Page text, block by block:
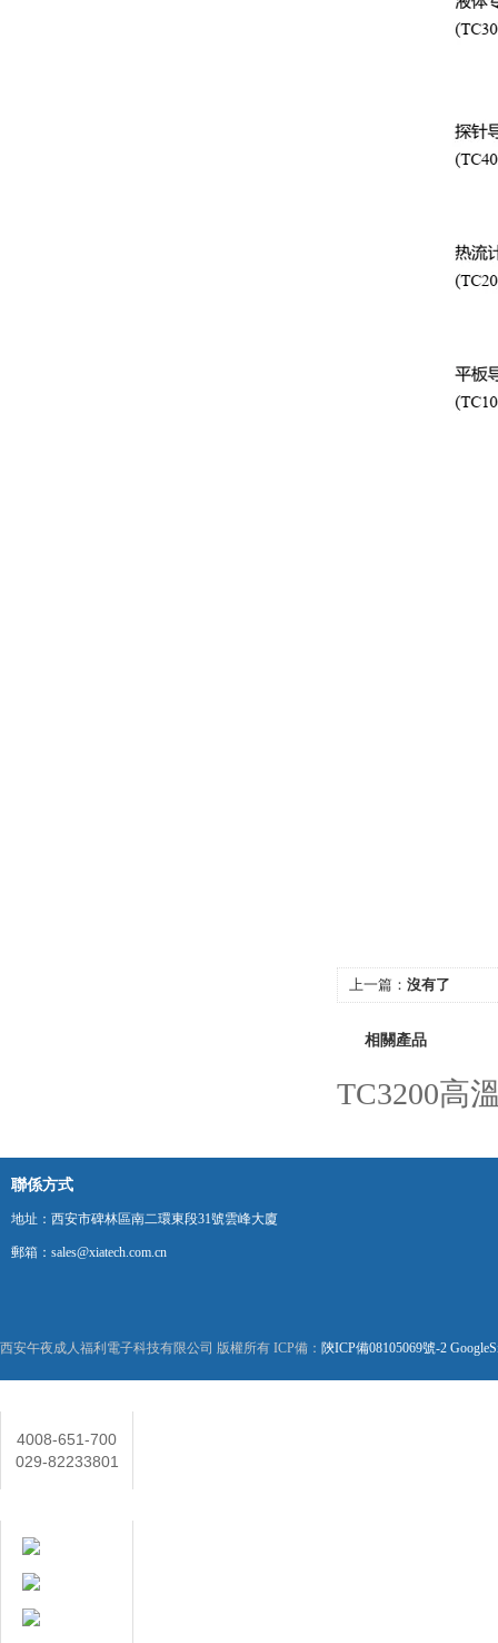
上一篇： 沒有了
相關產品
TC3200高
聯係方式
地址：西安市碑林區南二環東段31號雲峰大廈
郵箱：sales@xiatech.com.cn
西安午夜成人福利電子科技有限公司 版權所有 ICP備： 陝ICP備08105069號-2
4008-651-700
029-82233801